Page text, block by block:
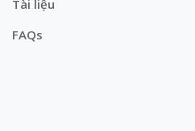
Tài liệu
FAQs